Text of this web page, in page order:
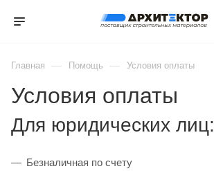
Главная — Помощь — Условия оплаты
Условия оплаты
Для юридических лиц:
Безналичная по счету